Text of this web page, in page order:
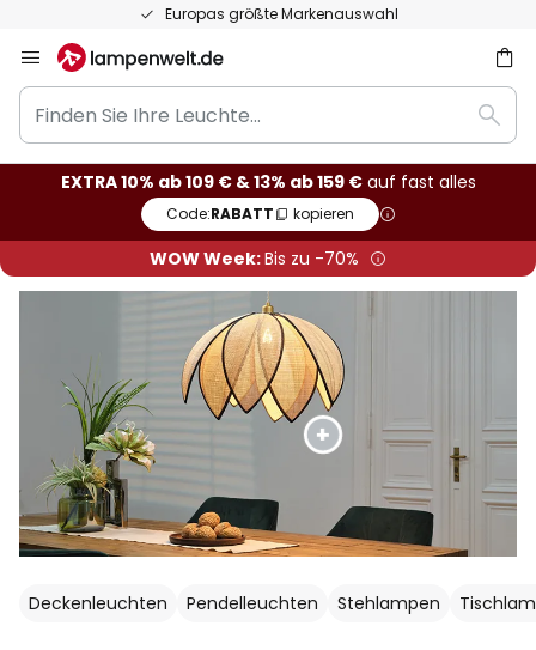
Europas größte Markenauswahl
Inhalt
springen
Finden
Sie
Ihre
Leuchte...
EXTRA 10% ab 109 € & 13% ab 159 €auf fast alles
Code:RABATT kopieren
WOW Week:Bis zu -70%
Deckenleuchten Pendelleuchten Stehlampen